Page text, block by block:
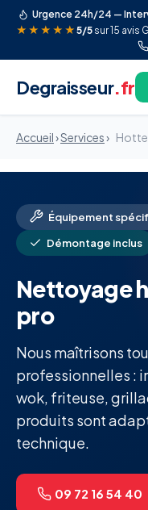
Urgence 24h/24 —
★★★★★ 5/5 sur 15 avis
Degraisseur.fr
Accueil›Services›
Équipement
Démontage inclus
Nettoyage
pro
Nous maîtrisons
professionnelles :
wok, friteuse,
produits sont
technique.
09 72 16 54 40